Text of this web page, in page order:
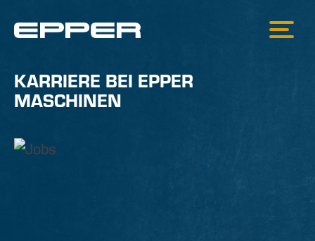
KARRIERE BEI EPPER
MASCHINEN